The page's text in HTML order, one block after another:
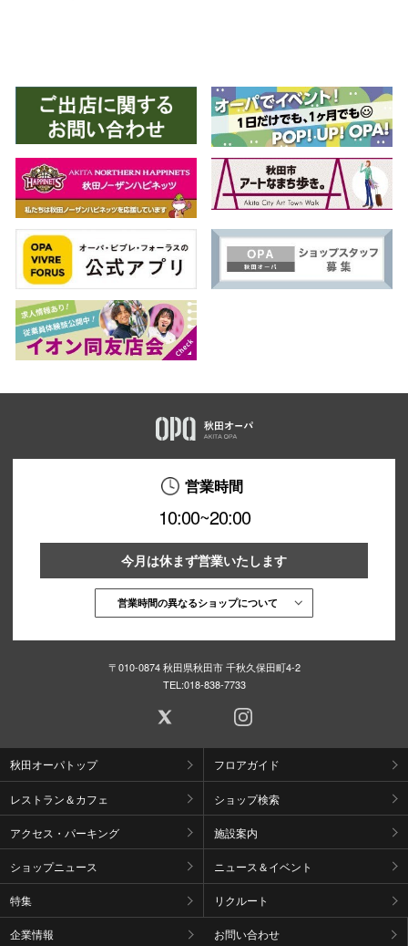
営業時間
10:00~20:00
今月は休まず営業いたします
営業時間の異なるショップについて
〒010-0874 秋田県秋田市 千秋久保田町4-2
TEL:018-838-7733
秋田オーパトップ フロアガイド
レストラン＆カフェ ショップ検索
アクセス・パーキング 施設案内
ショップニュース ニュース＆イベント
特集 リクルート
企業情報 お問い合わせ